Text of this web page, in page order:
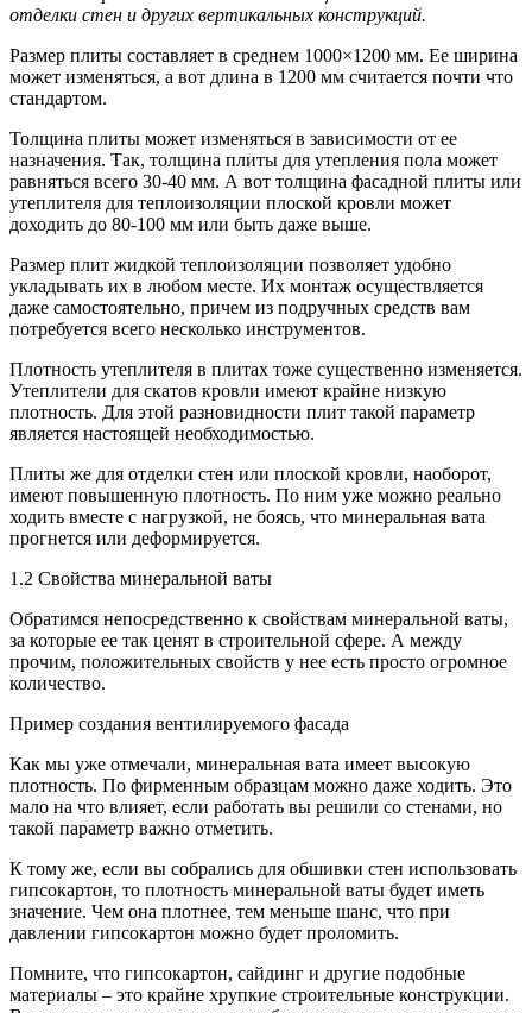
отделки стен и других вертикальных конструкций.
Размер плиты составляет в среднем 1000×1200 мм. Ее ширина
может изменяться, а вот длина в 1200 мм считается почти что
стандартом.
Толщина плиты может изменяться в зависимости от ее
назначения. Так, толщина плиты для утепления пола может
равняться всего 30-40 мм. А вот толщина фасадной плиты или
утеплителя для теплоизоляции плоской кровли может
доходить до 80-100 мм или быть даже выше.
Размер плит жидкой теплоизоляции позволяет удобно
укладывать их в любом месте. Их монтаж осуществляется
даже самостоятельно, причем из подручных средств вам
потребуется всего несколько инструментов.
Плотность утеплителя в плитах тоже существенно изменяется.
Утеплители для скатов кровли имеют крайне низкую
плотность. Для этой разновидности плит такой параметр
является настоящей необходимостью.
Плиты же для отделки стен или плоской кровли, наоборот,
имеют повышенную плотность. По ним уже можно реально
ходить вместе с нагрузкой, не боясь, что минеральная вата
прогнется или деформируется.
1.2 Свойства минеральной ваты
Обратимся непосредственно к свойствам минеральной ваты,
за которые ее так ценят в строительной сфере. А между
прочим, положительных свойств у нее есть просто огромное
количество.
Пример создания вентилируемого фасада
Как мы уже отмечали, минеральная вата имеет высокую
плотность. По фирменным образцам можно даже ходить. Это
мало на что влияет, если работать вы решили со стенами, но
такой параметр важно отметить.
К тому же, если вы собрались для обшивки стен использовать
гипсокартон, то плотность минеральной ваты будет иметь
значение. Чем она плотнее, тем меньше шанс, что при
давлении гипсокартон можно будет проломить.
Помните, что гипсокартон, сайдинг и другие подобные
материалы – это крайне хрупкие строительные конструкции.